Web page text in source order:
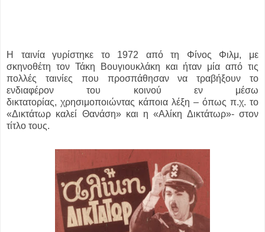
Η ταινία γυρίστηκε το 1972 από τη Φίνος Φιλμ, με
σκηνοθέτη τον Τάκη Βουγιουκλάκη και ήταν μία από τις
πολλές ταινίες που προσπάθησαν να τραβήξουν το
ενδιαφέρον του κοινού εν μέσω
δικτατορίας, χρησιμοποιώντας κάποια λέξη – όπως π.χ. το
«Δικτάτωρ καλεί Θανάση» και η «Αλίκη Δικτάτωρ»- στον
τίτλο τους.